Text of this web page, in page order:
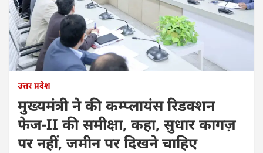
उत्तर प्रदेश
मुख्यमंत्री ने की कम्प्लायंस रिडक्शन
फेज-II की समीक्षा, कहा, सुधार कागज़
पर नहीं, जमीन पर दिखने चाहिए